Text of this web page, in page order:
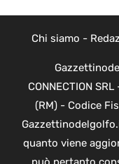
Chi siamo -
CONNECTION
(RM) - Codice
quanto viene